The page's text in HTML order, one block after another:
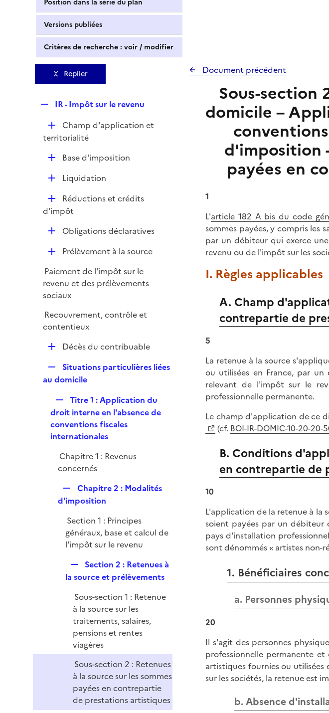
Position dans la série du plan
Versions publiées
Critères de recherche : voir / modifier
Replier
p
l
i
e
r
IR - Impôt sur le revenu
D
é
Champ d'application et
territorialité
D
e
Base d'imposition
D
l
Liquidation
D
é
r
Réductions et crédits
d'impôt
D
i
e
r
Obligations déclaratives
D
p
l
i
e
r
Prélèvement à la source
Paiement de l'impôt sur le
revenu et des prélèvements
sociaux
Recouvrement, contrôle et
contentieux
D
l
r
Décès du contribuable
e
l
i
e
r
Situations particulières liées
au domicile
e
p
l
e
r
Titre 1 : Application du
droit interne en l'absence de
conventions fiscales
internationales
Chapitre 1 : Revenus
concernés
e
l
i
e
Chapitre 2 : Modalités
d'imposition
Section 1 : Principes
généraux, base et calcul de
l'impôt sur le revenu
e
l
i
e
r
Section 2 : Retenues à
la source et prélèvements
Sous-section 1 : Retenue
à la source sur les
traitements, salaires,
pensions et rentes
viagères
Sous-section 2 : Retenues
à la source sur les sommes
payées en contrepartie
de prestations artistiques
Document précédent
Sous-section
domicile –
d'imposition
payées en
1
L'article 182 A bis du code
sommes payées, y compris les
par un débiteur qui exerce
revenu ou de l'impôt sur les
I. Règles applicables
A. Champ
contrepartie de
5
La retenue à la source
ou utilisées en France, par
relevant de l'impôt sur le
professionnelle permanente.
Le champ d'application de ce
(cf. BOI-IR-DOMIC-10-20-20-
B. Conditions
en contrepartie de
10
L'application de la retenue à la
soient payées par un débiteur
pays d'installation
sont dénommés « artistes non-
1. Bénéficiaires
a. Personnes
20
Il s'agit des personnes
professionnelle permanente
artistiques fournies ou utilisées
sur les sociétés, la retenue est
b. Absence